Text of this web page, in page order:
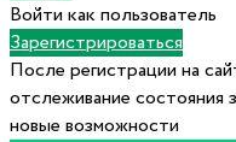
Войти как пользователь
Зарегистрироваться
После регистрации на
отслеживание состояния
новые возможности